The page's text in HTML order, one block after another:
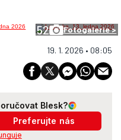
52 Fotogalerie >
19. 1. 2026 • 08:05
Blesk?
Preferujte nás